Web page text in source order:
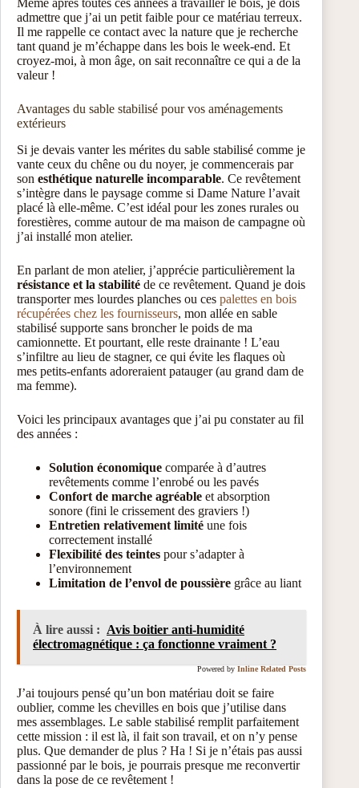
Même après toutes ces années à travailler le bois, je dois
admettre que j’ai un petit faible pour ce matériau terreux.
Il me rappelle ce contact avec la nature que je recherche
tant quand je m’échappe dans les bois le week-end. Et
croyez-moi, à mon âge, on sait reconnaître ce qui a de la
valeur !
Avantages du sable stabilisé pour vos aménagements
extérieurs
Si je devais vanter les mérites du sable stabilisé comme je
vante ceux du chêne ou du noyer, je commencerais par
son esthétique naturelle incomparable. Ce revêtement
s’intègre dans le paysage comme si Dame Nature l’avait
placé là elle-même. C’est idéal pour les zones rurales ou
forestières, comme autour de ma maison de campagne où
j’ai installé mon atelier.
En parlant de mon atelier, j’apprécie particulièrement la
résistance et la stabilité de ce revêtement. Quand je dois
transporter mes lourdes planches ou ces palettes en bois
récupérées chez les fournisseurs, mon allée en sable
stabilisé supporte sans broncher le poids de ma
camionnette. Et pourtant, elle reste drainante ! L’eau
s’infiltre au lieu de stagner, ce qui évite les flaques où
mes petits-enfants adoreraient patauger (au grand dam de
ma femme).
Voici les principaux avantages que j’ai pu constater au fil
des années :
Solution économique comparée à d’autres
revêtements comme l’enrobé ou les pavés
Confort de marche agréable et absorption
sonore (fini le crissement des graviers !)
Entretien relativement limité une fois
correctement installé
Flexibilité des teintes pour s’adapter à
l’environnement
Limitation de l’envol de poussière grâce au liant
À lire aussi : Avis boitier anti-humidité
électromagnétique : ça fonctionne vraiment ?
Powered by Inline Related Posts
J’ai toujours pensé qu’un bon matériau doit se faire
oublier, comme les chevilles en bois que j’utilise dans
mes assemblages. Le sable stabilisé remplit parfaitement
cette mission : il est là, il fait son travail, et on n’y pense
plus. Que demander de plus ? Ha ! Si je n’étais pas aussi
passionné par le bois, je pourrais presque me reconvertir
dans la pose de ce revêtement !